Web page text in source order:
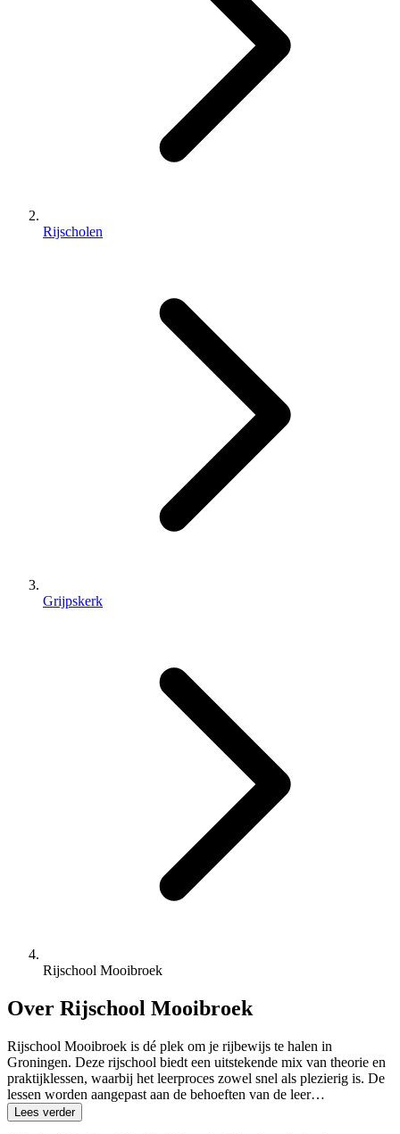
Rijscholen
Grijpskerk
Rijschool Mooibroek
Over Rijschool Mooibroek
Rijschool Mooibroek is dé plek om je rijbewijs te halen in
Groningen. Deze rijschool biedt een uitstekende mix van theorie en
praktijklessen, waarbij het leerproces zowel snel als plezierig is. De
lessen worden aangepast aan de behoeften van de leer…
Lees verder